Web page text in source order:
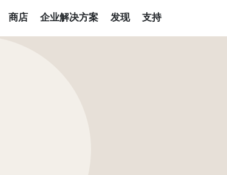
商店 企业解决方案 发现 支持